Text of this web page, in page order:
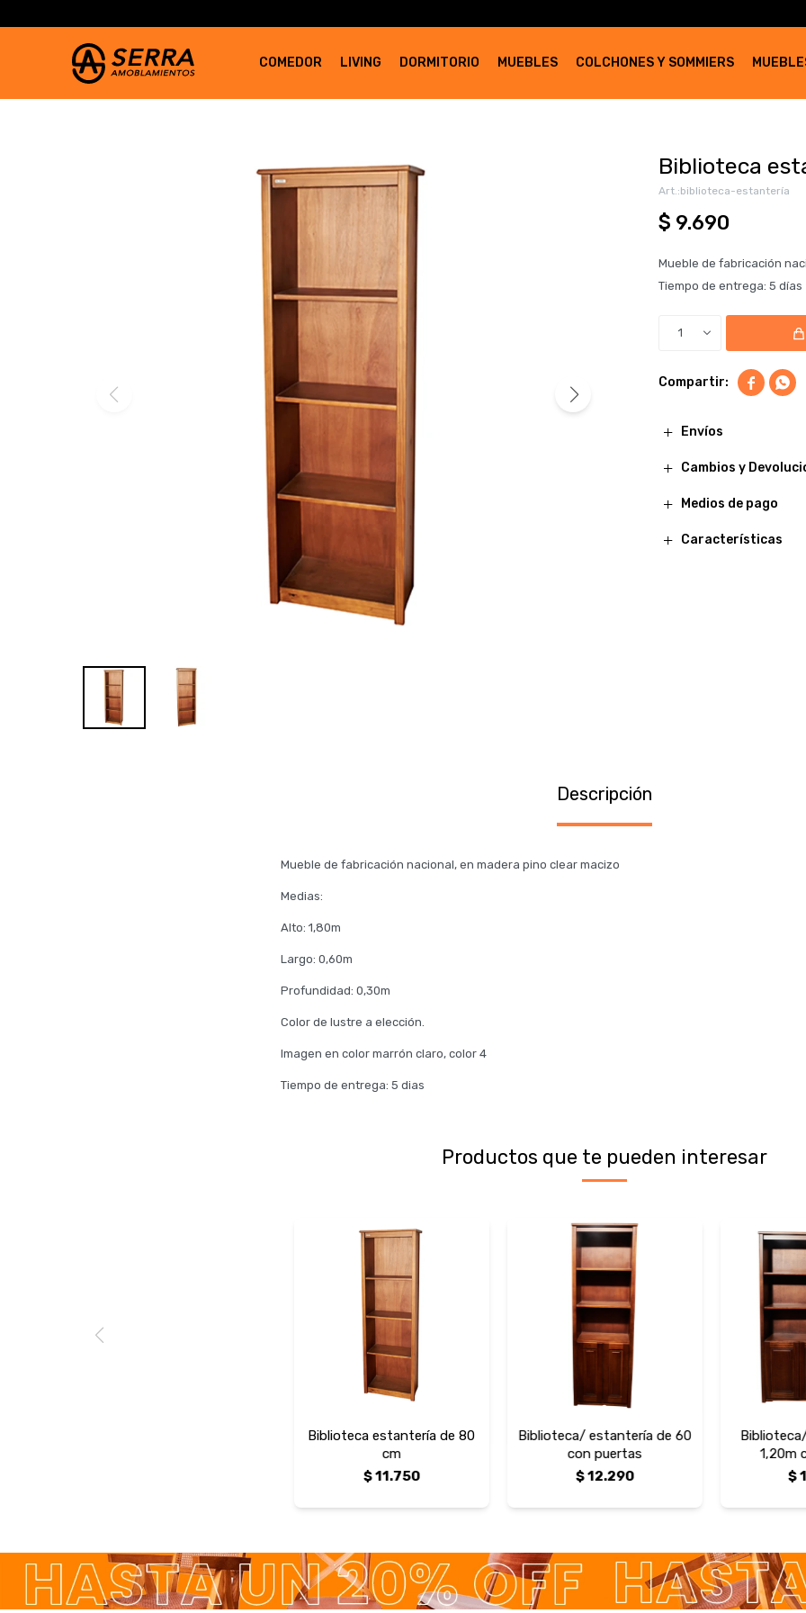
COMEDOR LIVING DORMITORIO MUEBLES COLCHONES Y SOMMIERS
Biblioteca
biblioteca-estantería
$ 9.690
Mueble de fabricación
Tiempo de entrega: 5 días
1
 
Envíos
Cambios y
Medios de pago
Características
Descripción
Mueble de fabricación nacional, en madera pino clear macizo
Medias:
Alto: 1,80m
Largo: 0,60m
Profundidad: 0,30m
Color de lustre a elección.
Imagen en color marrón claro, color 4
Tiempo de entrega: 5 dias
Productos que te pueden interesar
Biblioteca estantería de 80
cm
$11.750
Biblioteca/ estantería de 60
con puertas
$12.290
1,20m
$